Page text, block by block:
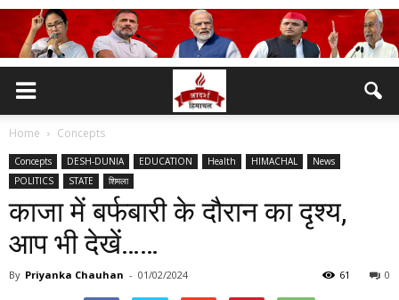
Home Concepts
Concepts DESH-DUNIA EDUCATION Health HIMACHAL
News
POLITICS
STATE शिमला
काजा में बर्फबारी के दौरान का दृश्य,
आप भी देखें……
By Priyanka Chauhan - 01/02/2024 0
61